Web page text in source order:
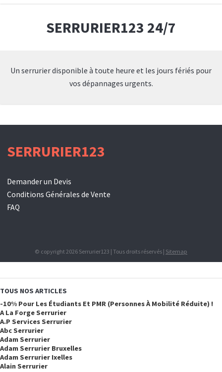
SERRURIER123 24/7
Un serrurier disponible à toute heure et les jours fériés pour
vos dépannages urgents.
SERRURIER123
Demander un Devis
Conditions Générales de Vente
FAQ
© copyright 2026 Serrurier123 | Tous droits réservés | Sitemap
TOUS NOS ARTICLES
-10% Pour Les Étudiants Et PMR (personnes À Mobilité Réduite) !
A La Forge Serrurier
A.p Services Serrurier
Abc Serrurier
Adam Serrurier
Adam Serrurier Bruxelles
Adam Serrurier Ixelles
Alain Serrurier